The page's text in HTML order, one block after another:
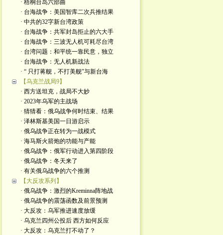
· 梧桐台岛六部曲
· 台海战争：美国智库二次兵推结果
· 中共的32字新台湾政策
· 台海战争：共军封岛拒止的六大手
· 台海战争：三波无人机可耗尽台湾
· 台湾问题：和平统一靠民意，独立
· 台海战争：无人机新战法
· “ 只打蒋舰，不打美舰”与新台海
【乌克兰战局9】
· 西方送坦克，战局不大妙
· 2023年乌军的主战场
· 猜猜看：俄乌战争何时结束、结果
· 泽林斯基美国一日游启示
· 俄乌战争正在转为一战模式
· 海马斯火箭炮的功能与产能
· 俄乌战争：俄军行动进入第四阶段
· 俄乌战争：冬天来了
· 有关俄乌战争的六个推测
【大反攻系列】
· 俄乌战争：激烈的Kreminna阵地战
· 俄乌战争的震荡函数及前景预测
· 大反攻：乌军推进速度放缓
· 乌克兰四州公投后 西方如何反应
· 大反攻：乌克兰打不动了？